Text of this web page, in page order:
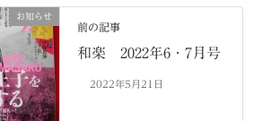
お知らせ
前の記事
和楽 2022年6・7月号
2022年5月21日